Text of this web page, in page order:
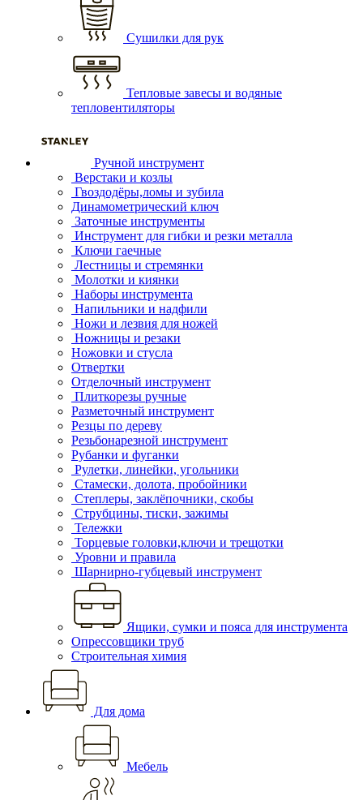
Сушилки для рук
Тепловые завесы и водяные
тепловентиляторы
Ручной инструмент
Верстаки и козлы
Гвоздодёры,ломы и зубила
Динамометрический ключ
Заточные инструменты
Инструмент для гибки и резки металла
Ключи гаечные
Лестницы и стремянки
Молотки и киянки
Наборы инструмента
Напильники и надфили
Ножи и лезвия для ножей
Ножницы и резаки
Ножовки и стусла
Отвертки
Отделочный инструмент
Плиткорезы ручные
Разметочный инструмент
Резцы по дереву
Резьбонарезной инструмент
Рубанки и фуганки
Рулетки, линейки, угольники
Стамески, долота, пробойники
Степлеры, заклёпочники, скобы
Струбцины, тиски, зажимы
Тележки
Торцевые головки,ключи и трещотки
Уровни и правила
Шарнирно-губцевый инструмент
Ящики, сумки и пояса для инструмента
Опрессовщики труб
Строительная химия
Для дома
Мебель